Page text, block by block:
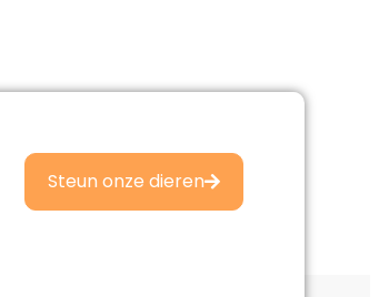
Steun onze dieren